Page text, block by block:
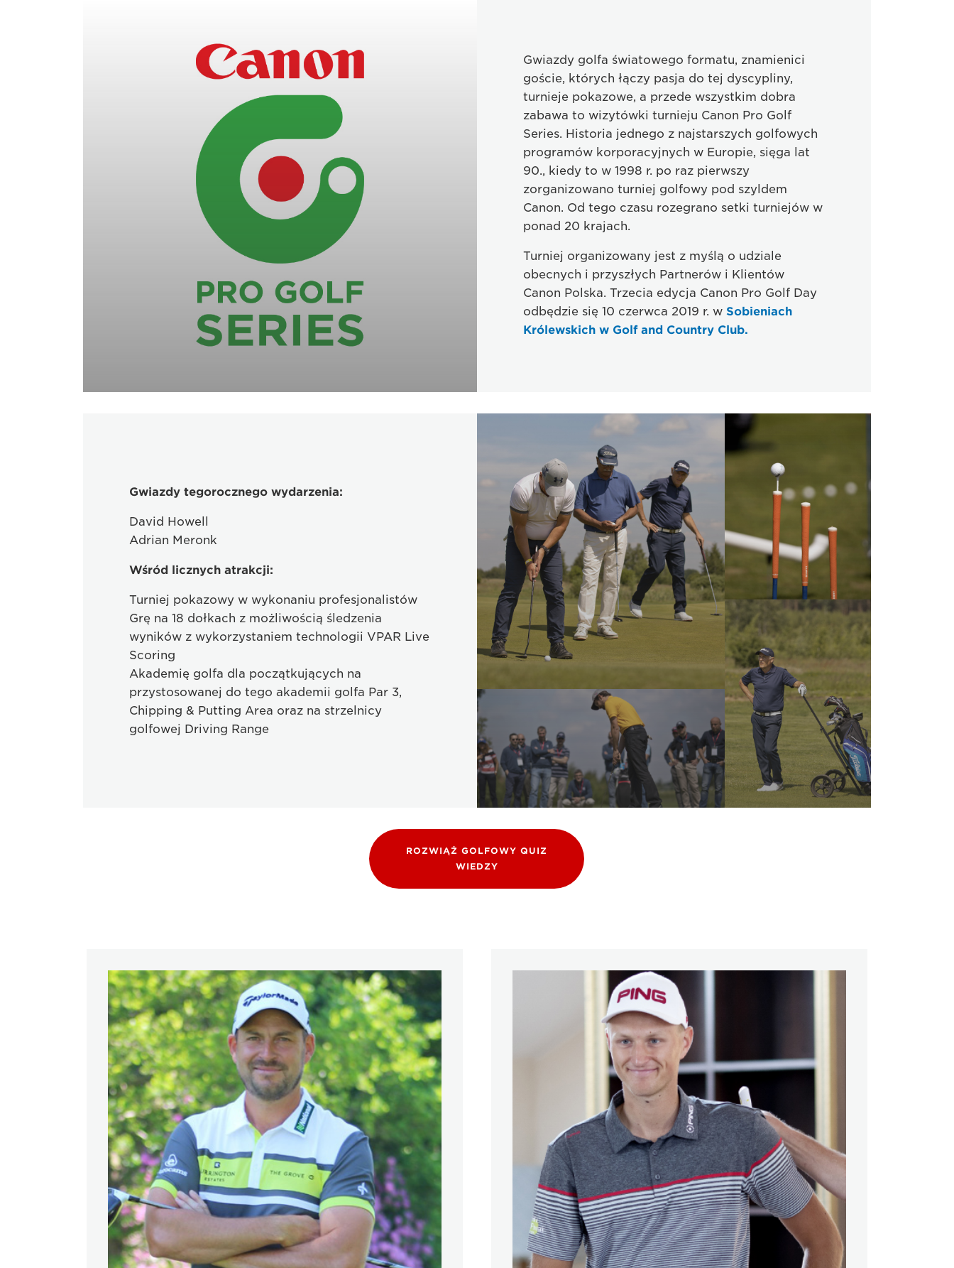
Gwiazdy golfa światowego formatu, znamienici
goście, których łączy pasja do tej dyscypliny,
turnieje pokazowe, a przede wszystkim dobra
zabawa to wizytówki turnieju Canon Pro Golf
Series. Historia jednego z najstarszych golfowych
programów korporacyjnych w Europie, sięga lat
90., kiedy to w 1998 r. po raz pierwszy
zorganizowano turniej golfowy pod szyldem
Canon. Od tego czasu rozegrano setki turniejów w
ponad 20 krajach.
Turniej organizowany jest z myślą o udziale
obecnych i przyszłych Partnerów i Klientów
Canon Polska. Trzecia edycja Canon Pro Golf Day
odbędzie się 10 czerwca 2019 r. w Sobieniach
Królewskich w Golf and Country Club.
Gwiazdy tegorocznego wydarzenia:
David Howell
Adrian Meronk
Wśród licznych atrakcji:
Turniej pokazowy w wykonaniu profesjonalistów
Grę na 18 dołkach z możliwością śledzenia
wyników z wykorzystaniem technologii VPAR Live
Scoring
Akademię golfa dla początkujących na
przystosowanej do tego akademii golfa Par 3,
Chipping & Putting Area oraz na strzelnicy
golfowej Driving Range
ROZWIĄŻ GOLFOWY QUIZ
WIEDZY